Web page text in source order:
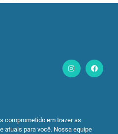
comprometido em trazer as
atuais para você. Nossa equipe